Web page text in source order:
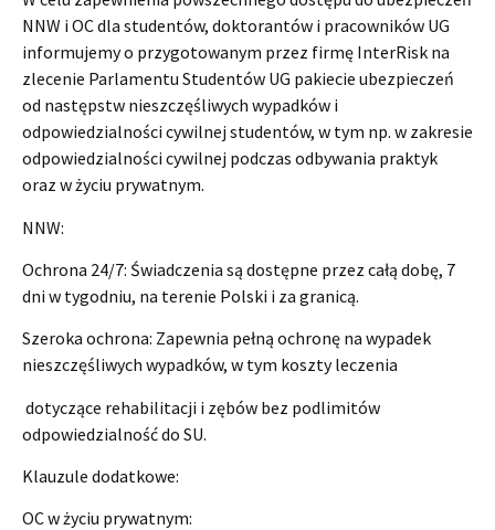
NNW i OC dla studentów, doktorantów i pracowników UG
informujemy o przygotowanym przez firmę InterRisk na
zlecenie Parlamentu Studentów UG pakiecie ubezpieczeń
od następstw nieszczęśliwych wypadków i
odpowiedzialności cywilnej studentów, w tym np. w zakresie
odpowiedzialności cywilnej podczas odbywania praktyk
oraz w życiu prywatnym.
NNW:
Ochrona 24/7: Świadczenia są dostępne przez całą dobę, 7
dni w tygodniu, na terenie Polski i za granicą.
Szeroka ochrona: Zapewnia pełną ochronę na wypadek
nieszczęśliwych wypadków, w tym koszty leczenia
dotyczące rehabilitacji i zębów bez podlimitów
odpowiedzialność do SU.
Klauzule dodatkowe:
OC w życiu prywatnym: